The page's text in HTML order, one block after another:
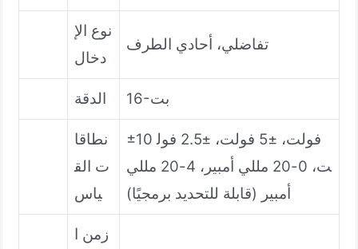
نوع الإ
دخال
تفاضلي، أحادي الطرف
الدقة 16-بت
نطاقا
ت الق
ياس
±10 فولت، ±5 فولت، ±2.5 فول
ت، 0-20 مللي أمبير، 4-20 مللي
أمبير (قابلة للتحديد برمجيًا)
زمن ا